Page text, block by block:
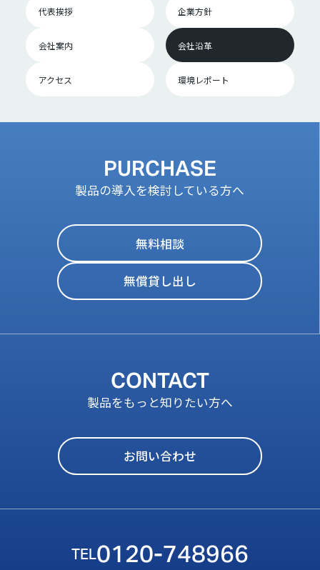
代表挨拶 企業方針
会社案内 会社沿革
アクセス 環境レポート
PURCHASE
製品の導入を検討している方へ
無料相談
無償貸し出し
CONTACT
製品をもっと知りたい方へ
お問い合わせ
0120-748966